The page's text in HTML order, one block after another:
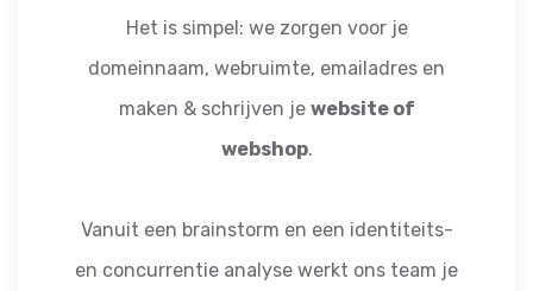
Het is simpel: we zorgen voor je
domeinnaam, webruimte, emailadres en
maken & schrijven je website of
webshop.
Vanuit een brainstorm en een identiteits-
en concurrentie analyse werkt ons team je